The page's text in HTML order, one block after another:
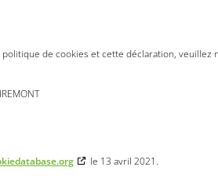
de cookies et cette déclaration, veuillez
le 13 avril 2021.